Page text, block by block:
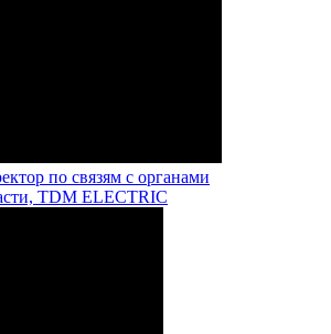
по связям с органами
TDM ELECTRIC